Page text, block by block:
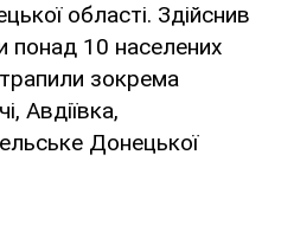
області. Здійснив
понад 10 населених
зокрема
Авдіївка,
Донецької